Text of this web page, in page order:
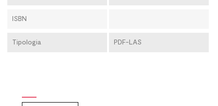
ISBN
Tipologia PDF-LAS